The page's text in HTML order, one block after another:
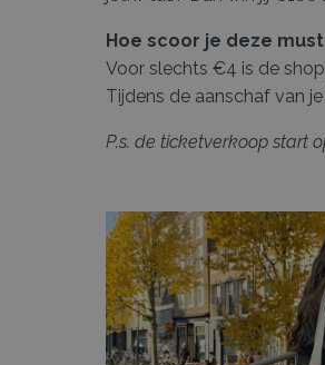
Hoe scoor je deze
Voor slechts €4 is de
Tijdens de aanschaf van
P.s. de ticketverkoop start